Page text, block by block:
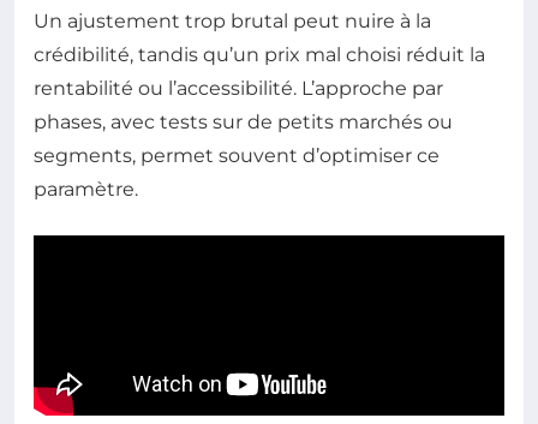
Un ajustement trop brutal peut nuire à la
crédibilité, tandis qu’un prix mal choisi réduit la
rentabilité ou l’accessibilité. L’approche par
phases, avec tests sur de petits marchés ou
segments, permet souvent d’optimiser ce
paramètre.